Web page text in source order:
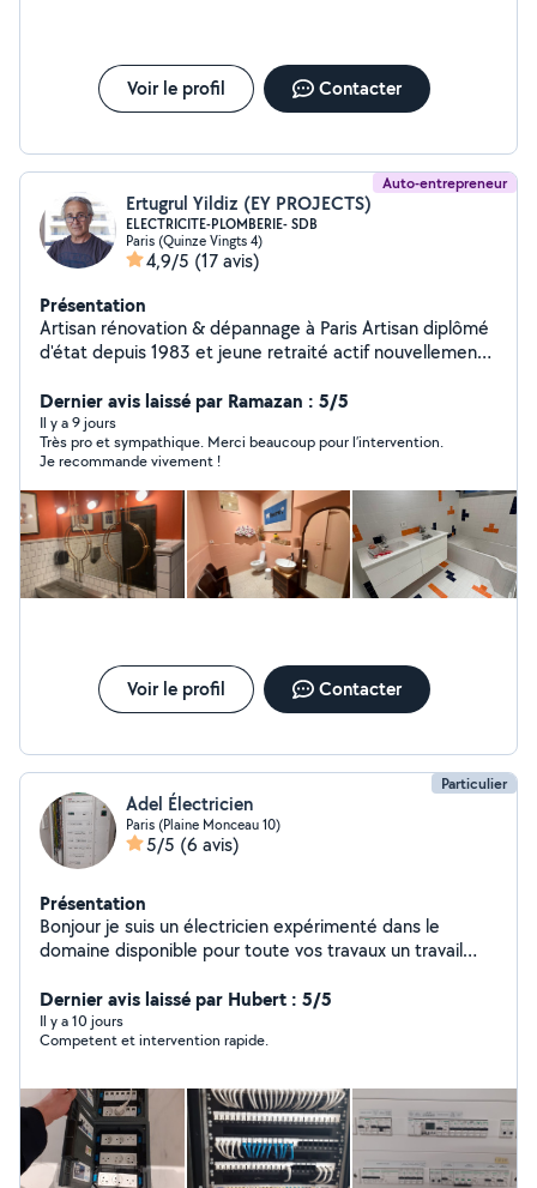
Voir le profil Contacter
Auto-entrepreneur
Ertugrul Yildiz (EY PROJECTS)
ELECTRICITE-PLOMBERIE- SDB
Paris (Quinze Vingts 4)
4,9/5 (17 avis)
Présentation
Artisan rénovation & dépannage à Paris Artisan diplômé
d'état depuis 1983 et jeune retraité actif nouvellement
votre intérieur. Passionné par mon métier et ravi de
rencontrer les Parisiens, je propose mon savoir-faire
pour vos projets de rénovation et dépannages de
courte durée en électricité et plomberie. Je vous
conseille également dans vos projets globaux et
collabore avec un partenaire carreleur hautement
qualifié pour créer de superbes salles de bains, y
compris des transformations adaptées aux PMR.
Prestations proposées : Électricité & Plomberie :
aménagement PMR. Conseil : Accompagnement dans
vos projets de rénovation. ️ Assurances biennale et
Décennale (Garantie 10ans) à jour (attestations sur
et le souci du détail. Devis rapide gratuit !
Dernier avis laissé par Ramazan : 5/5
Il y a 9 jours
Très pro et sympathique. Merci beaucoup pour l’intervention.
Je recommande vivement !
Voir le profil Contacter
Particulier
Adel Électricien
Paris (Plaine Monceau 10)
5/5 (6 avis)
Présentation
Bonjour je suis un électricien expérimenté dans le
domaine disponible pour toute vos travaux un travail
Dernier avis laissé par Hubert : 5/5
Il y a 10 jours
Competent et intervention rapide.